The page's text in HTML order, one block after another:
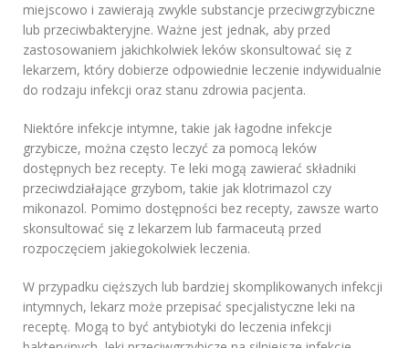
miejscowo i zawierają zwykle substancje przeciwgrzybiczne
lub przeciwbakteryjne. Ważne jest jednak, aby przed
zastosowaniem jakichkolwiek leków skonsultować się z
lekarzem, który dobierze odpowiednie leczenie indywidualnie
do rodzaju infekcji oraz stanu zdrowia pacjenta.
Niektóre infekcje intymne, takie jak łagodne infekcje
grzybicze, można często leczyć za pomocą leków
dostępnych bez recepty. Te leki mogą zawierać składniki
przeciwdziałające grzybom, takie jak klotrimazol czy
mikonazol. Pomimo dostępności bez recepty, zawsze warto
skonsultować się z lekarzem lub farmaceutą przed
rozpoczęciem jakiegokolwiek leczenia.
W przypadku cięższych lub bardziej skomplikowanych infekcji
intymnych, lekarz może przepisać specjalistyczne leki na
receptę. Mogą to być antybiotyki do leczenia infekcji